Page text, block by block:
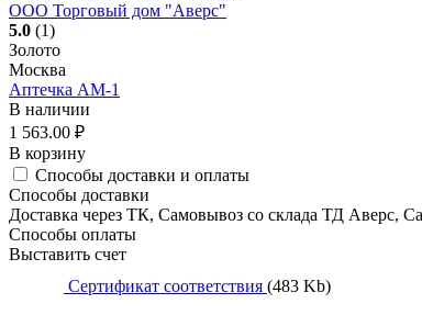
ООО Торговый дом "Аверс"
5.0 (1)
Золото
Москва
Аптечка АМ-1
В наличии
1 563.00 ₽
В корзину
Способы доставки и оплаты
Способы доставки
Доставка через ТК, Самовывоз со склада ТД Аверс,
Способы оплаты
Выставить счет
Сертификат соответствия (483 Kb)